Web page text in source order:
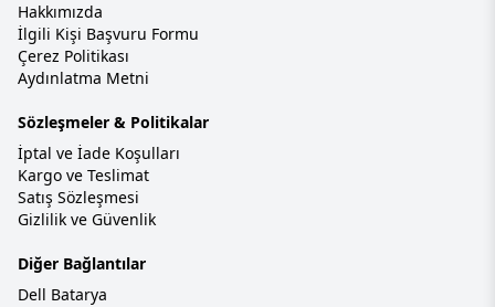
Hakkımızda
İlgili Kişi Başvuru Formu
Çerez Politikası
Aydınlatma Metni
Sözleşmeler & Politikalar
İptal ve İade Koşulları
Kargo ve Teslimat
Satış Sözleşmesi
Gizlilik ve Güvenlik
Diğer Bağlantılar
Dell Batarya